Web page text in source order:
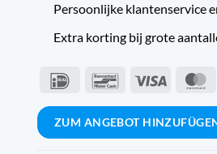
Persoonlijke klantenservice
Extra korting bij grote
IDeal BancontactVisum
ZUM ANGEBOT